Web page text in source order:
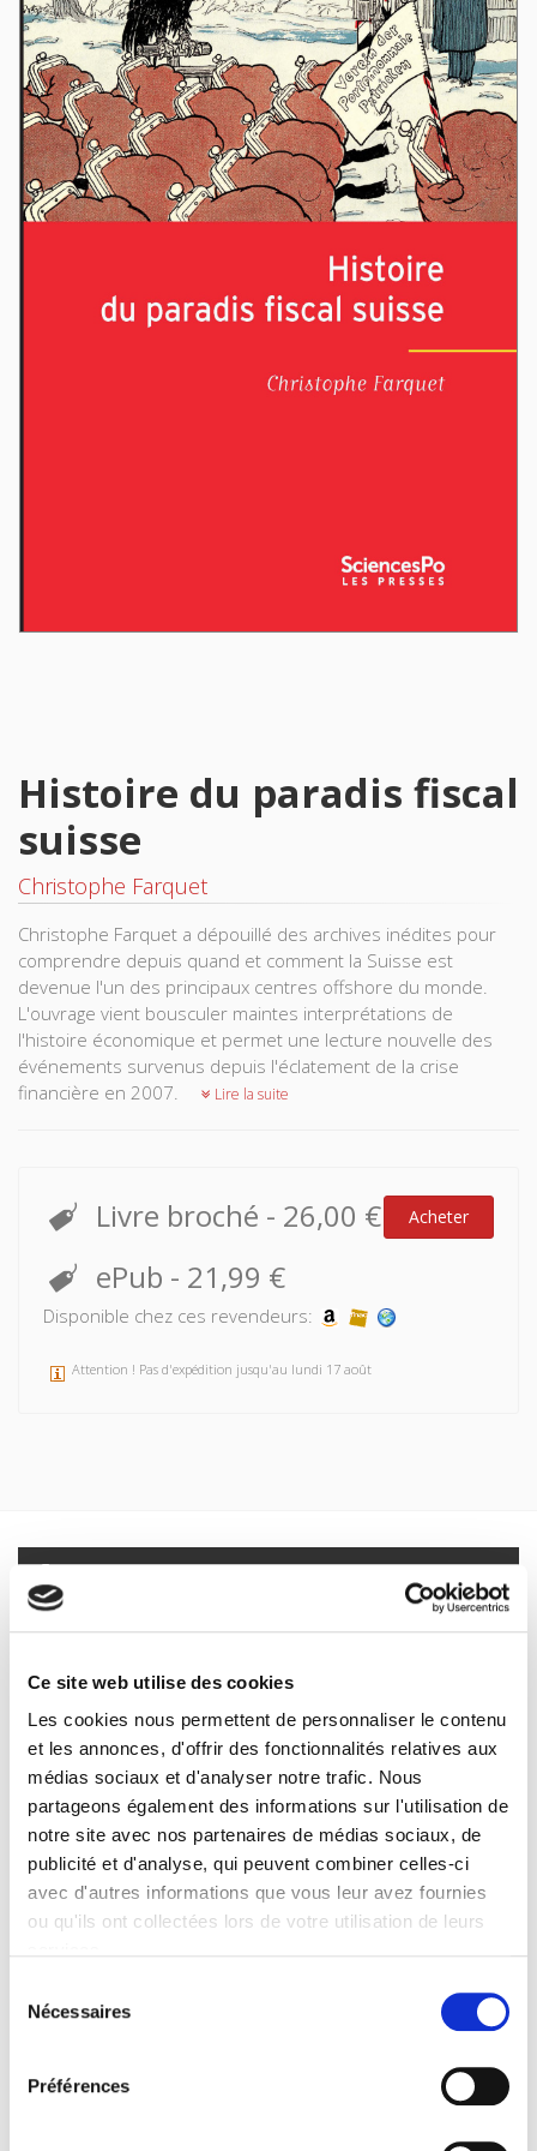
Ce site web utilise des cookies
Les cookies nous permettent de personnaliser le contenu
et les annonces, d'offrir des fonctionnalités relatives aux
médias sociaux et d'analyser notre trafic. Nous
partageons également des informations sur l'utilisation de
notre site avec nos partenaires de médias sociaux, de
publicité et d'analyse, qui peuvent combiner celles-ci
avec d'autres informations que vous leur avez fournies
ou qu'ils ont collectées lors de votre utilisation de leurs
Nécessaires
Préférences
Histoire du paradis fiscal
suisse
Christophe Farquet
Christophe Farquet a dépouillé des archives inédites pour
comprendre depuis quand et comment la Suisse est
devenue l'un des principaux centres offshore du monde.
L'ouvrage vient bousculer maintes interprétations de
l'histoire économique et permet une lecture nouvelle des
événements survenus depuis l'éclatement de la crise
financière en 2007.
Lire la suite
Livre broché - 26,00 € Acheter
ePub - 21,99 €
Disponible chez ces revendeurs:
Attention ! Pas d'expédition jusqu'au lundi 17 août
Spécifications
Sommaire
Spécifications
Éditeur
Presses de Sciences Po
Auteur
Christophe Farquet
Langue
Catégorie (éditeur)
Agrégation Histoire